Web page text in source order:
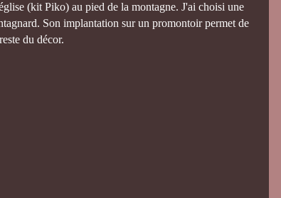
(kit Piko) au pied de la montagne. J'ai choisi une
Son implantation sur un promontoir permet de
du décor.